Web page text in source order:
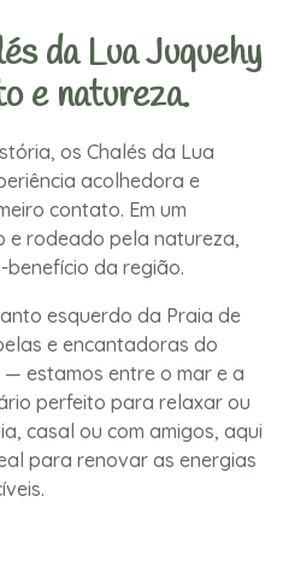
da Lua Juquehy
e natureza.
os Chalés da Lua
acolhedora e
contato. Em um
e rodeado pela natureza,
da região.
esquerdo da Praia de
e encantadoras do
estamos entre o mar e a
perfeito para relaxar ou
casal ou com amigos, aqui
para renovar as energias